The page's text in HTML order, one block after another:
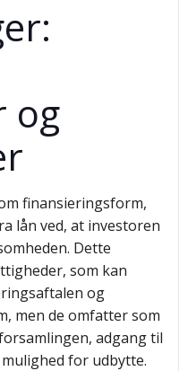
og
finansieringsform,
lån ved, at investoren
Dette
som kan
og
men de omfatter som
adgang til
for udbytte.